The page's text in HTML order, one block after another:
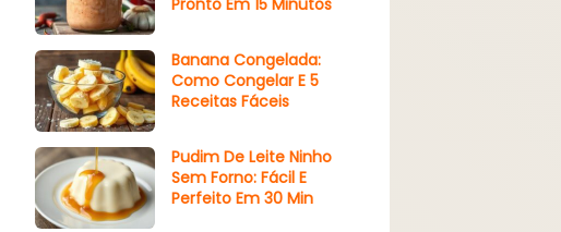
Pronto Em 15 Minutos
Banana Congelada:
Como Congelar E 5
Receitas Fáceis
Pudim De Leite Ninho
Sem Forno: Fácil E
Perfeito Em 30 Min